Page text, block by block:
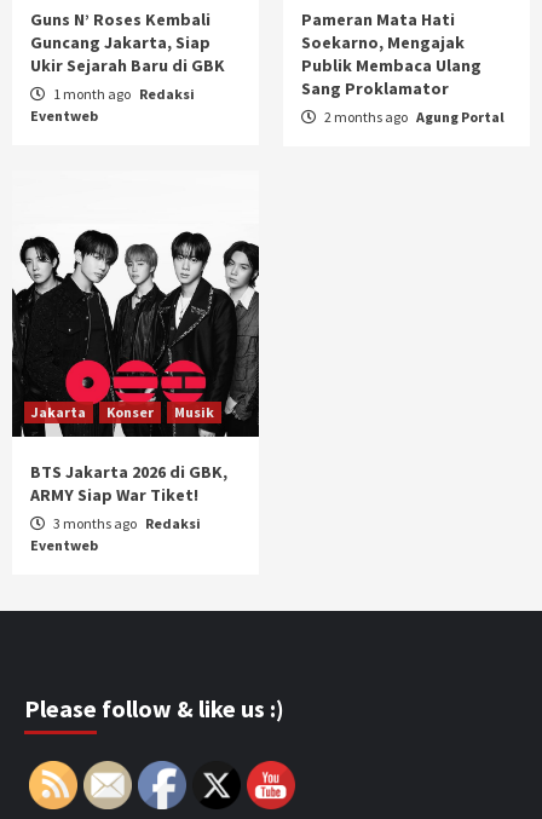
Guns N’ Roses Kembali
Guncang Jakarta, Siap
Ukir Sejarah Baru di GBK
1 month ago Redaksi
Eventweb
Pameran Mata Hati
Soekarno, Mengajak
Publik Membaca Ulang
Sang Proklamator
2 months ago Agung Portal
Jakarta Konser Musik
BTS Jakarta 2026 di GBK,
ARMY Siap War Tiket!
3 months ago Redaksi
Eventweb
Please follow & like us :)